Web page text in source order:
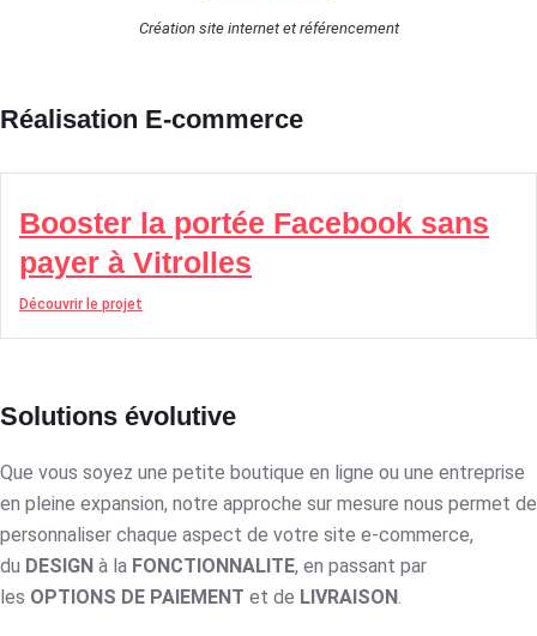
Création site internet et référencement
Réalisation E-commerce
Booster la portée Facebook sans
payer à Vitrolles
Découvrir le projet
Solutions évolutive
Que vous soyez une petite boutique en ligne ou une entreprise
en pleine expansion, notre approche sur mesure nous permet de
personnaliser chaque aspect de votre site e-commerce,
du DESIGN à la FONCTIONNALITE, en passant par
les OPTIONS DE PAIEMENT et de LIVRAISON